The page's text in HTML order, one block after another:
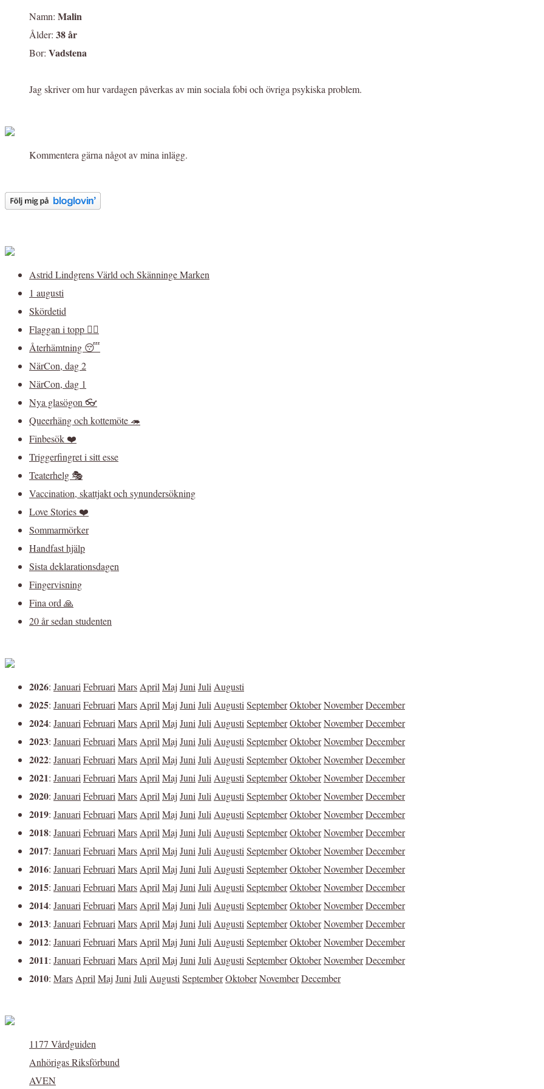
Namn: Malin
Ålder: 38 år
Bor: Vadstena
Jag skriver om hur vardagen påverkas av min sociala fobi och övriga psykiska problem.
Kommentera gärna något av mina inlägg.
Astrid Lindgrens Värld och Skänninge Marken
1 augusti
Skördetid
Flaggan i topp 🏳️‍🌈
Återhämtning 😴
NärCon, dag 2
NärCon, dag 1
Nya glasögon 👓
Queerhäng och kottemöte 🦔
Finbesök ❤️
Triggerfingret i sitt esse
Teaterhelg 🎭
Vaccination, skattjakt och synundersökning
Love Stories ❤️
Sommarmörker
Handfast hjälp
Sista deklarationsdagen
Fingervisning
Fina ord 🙏
20 år sedan studenten
2026: JanuariFebruariMarsAprilMaj JuniJuliAugusti
2025: JanuariFebruariMarsAprilMaj JuniJuliAugustiSeptemberOktoberNovemberDecember
2024: JanuariFebruariMarsAprilMaj JuniJuliAugustiSeptemberOktoberNovemberDecember
2023: JanuariFebruariMarsAprilMaj JuniJuliAugustiSeptemberOktoberNovemberDecember
2022: JanuariFebruariMarsAprilMaj JuniJuliAugustiSeptemberOktoberNovemberDecember
2021: JanuariFebruariMarsAprilMaj JuniJuliAugustiSeptemberOktoberNovemberDecember
2020: JanuariFebruariMarsAprilMaj JuniJuliAugustiSeptemberOktoberNovemberDecember
2019: JanuariFebruariMarsAprilMaj JuniJuliAugustiSeptemberOktoberNovemberDecember
2018: JanuariFebruariMarsAprilMaj JuniJuliAugustiSeptemberOktoberNovemberDecember
2017: JanuariFebruariMarsAprilMaj JuniJuliAugustiSeptemberOktoberNovemberDecember
2016: JanuariFebruariMarsAprilMaj JuniJuliAugustiSeptemberOktoberNovemberDecember
2015: JanuariFebruariMarsAprilMaj JuniJuliAugustiSeptemberOktoberNovemberDecember
2014: JanuariFebruariMarsAprilMaj JuniJuliAugustiSeptemberOktoberNovemberDecember
2013: JanuariFebruariMarsAprilMaj JuniJuliAugustiSeptemberOktoberNovemberDecember
2012: JanuariFebruariMarsAprilMaj JuniJuliAugustiSeptemberOktoberNovemberDecember
2011: JanuariFebruariMarsAprilMaj JuniJuliAugustiSeptemberOktoberNovemberDecember
2010: MarsAprilMaj JuniJuliAugustiSeptemberOktoberNovemberDecember
1177 Vårdguiden
Anhörigas Riksförbund
AVEN